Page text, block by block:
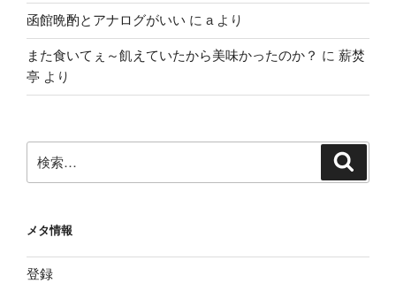
函館晩酌とアナログがいい に a より
また食いてぇ～飢えていたから美味かったのか？ に 薪焚
亭 より
索:
メタ情報
登録